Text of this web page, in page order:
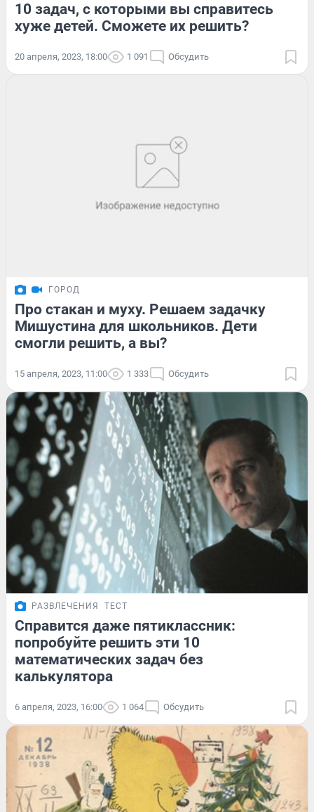
10 задач, с которыми вы справитесь
хуже детей. Сможете их решить?
20 апреля, 2023, 18:00 1 091 Обсудить
ГОРОД
Про стакан и муху. Решаем задачку
Мишустина для школьников. Дети
смогли решить, а вы?
15 апреля, 2023, 11:00 1 333 Обсудить
РАЗВЛЕЧЕНИЯ ТЕСТ
Справится даже пятиклассник:
попробуйте решить эти 10
математических задач без
калькулятора
6 апреля, 2023, 16:00 1 064 Обсудить